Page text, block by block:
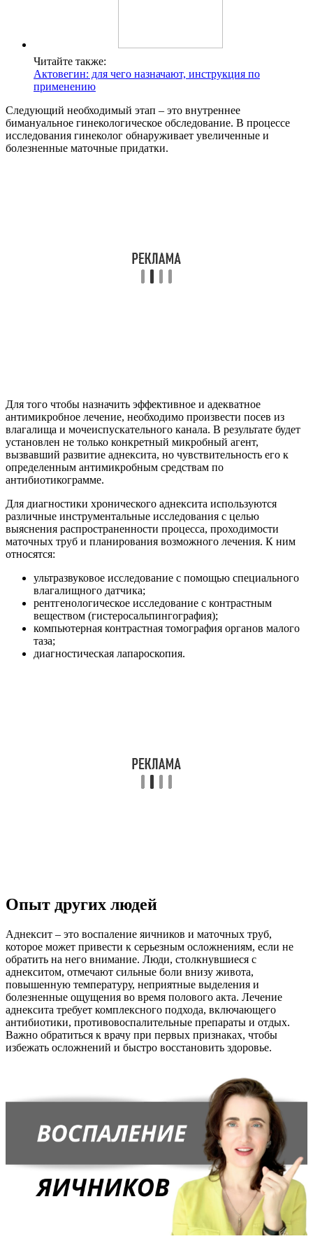
Читайте также:
Актовегин: для чего назначают, инструкция по
применению
Следующий необходимый этап – это внутреннее
бимануальное гинекологическое обследование. В процессе
исследования гинеколог обнаруживает увеличенные и
болезненные маточные придатки.
Для того чтобы назначить эффективное и адекватное
антимикробное лечение, необходимо произвести посев из
влагалища и мочеиспускательного канала. В результате будет
установлен не только конкретный микробный агент,
вызвавший развитие аднексита, но чувствительность его к
определенным антимикробным средствам по
антибиотикограмме.
Для диагностики хронического аднексита используются
различные инструментальные исследования с целью
выяснения распространенности процесса, проходимости
маточных труб и планирования возможного лечения. К ним
относятся:
ультразвуковое исследование с помощью специального
влагалищного датчика;
рентгенологическое исследование с контрастным
веществом (гистеросальпингография);
компьютерная контрастная томография органов малого
таза;
диагностическая лапароскопия.
Опыт других людей
Аднексит – это воспаление яичников и маточных труб,
которое может привести к серьезным осложнениям, если не
обратить на него внимание. Люди, столкнувшиеся с
аднекситом, отмечают сильные боли внизу живота,
повышенную температуру, неприятные выделения и
болезненные ощущения во время полового акта. Лечение
аднексита требует комплексного подхода, включающего
антибиотики, противовоспалительные препараты и отдых.
Важно обратиться к врачу при первых признаках, чтобы
избежать осложнений и быстро восстановить здоровье.